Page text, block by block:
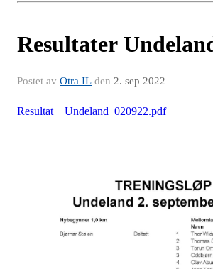
Resultater
Postet av Otra IL den 2. sep 2022
Resultat__Undeland_020922.pdf